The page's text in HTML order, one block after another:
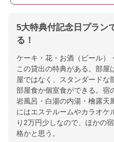
5大特典付記念日プラン
る！
ケーキ・花・お酒（ビール）
この貸出の特典がある。部屋
屋ではなく、スタンダードな
部屋食か個室食ができる。宿
岩風呂・白湯の内湯・檜露天
にはエステルームやカラオケ
り2万円少しなので、ほかの
格かと思う。